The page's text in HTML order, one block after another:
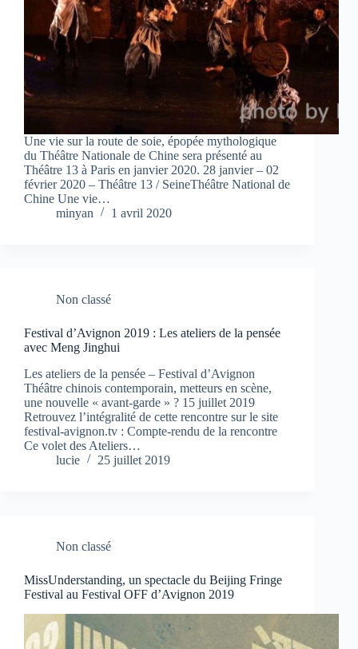
Une vie sur la route de soie, épopée mythologique
du Théâtre Nationale de Chine sera présenté au
Théâtre 13 à Paris en janvier 2020. 28 janvier – 02
février 2020 – Théâtre 13 / SeineThéâtre National de
Chine Une vie…
minyan
1 avril 2020
Non classé
Festival d’Avignon 2019 : Les ateliers de la pensée
avec Meng Jinghui
Les ateliers de la pensée – Festival d’Avignon
Théâtre chinois contemporain, metteurs en scène,
une nouvelle « avant-garde » ? 15 juillet 2019
Retrouvez l’intégralité de cette rencontre sur le site
festival-avignon.tv : Compte-rendu de la rencontre
Ce volet des Ateliers…
lucie
25 juillet 2019
Non classé
MissUnderstanding, un spectacle du Beijing Fringe
Festival au Festival OFF d’Avignon 2019